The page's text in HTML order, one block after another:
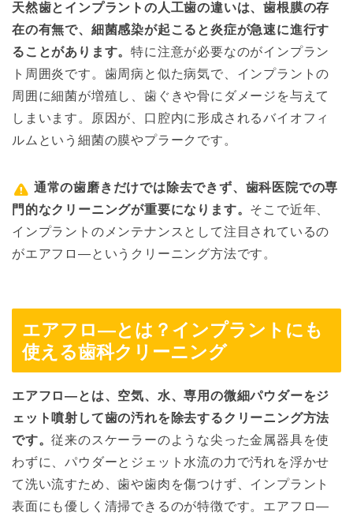
天然歯とインプラントの人工歯の違いは、歯根膜の存
在の有無で、細菌感染が起こると炎症が急速に進行す
ることがあります。特に注意が必要なのがインプラン
ト周囲炎です。歯周病と似た病気で、インプラントの
周囲に細菌が増殖し、歯ぐきや骨にダメージを与えて
しまいます。原因が、口腔内に形成されるバイオフィ
ルムという細菌の膜やプラークです。
通常の歯磨きだけでは除去できず、歯科医院での専
門的なクリーニングが重要になります。 そこで近年、
インプラントのメンテナンスとして注目されているの
がエアフロ―というクリーニング方法です。
エアフロ―とは？インプラントにも
使える歯科クリーニング
エアフロ―とは、空気、水、専用の微細パウダーをジ
ェット噴射して歯の汚れを除去するクリーニング方法
です。従来のスケーラーのような尖った金属器具を使
わずに、パウダーとジェット水流の力で汚れを浮かせ
て洗い流すため、歯や歯肉を傷つけず、インプラント
表面にも優しく清掃できるのが特徴です。エアフロ―